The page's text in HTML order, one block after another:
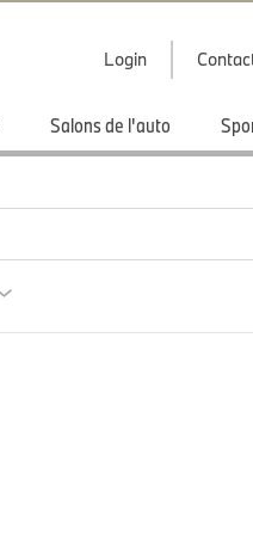
Login
Salons de l'auto